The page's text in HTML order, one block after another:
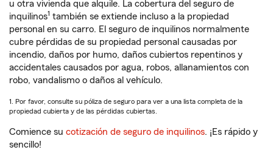
u otra vivienda que alquile. La cobertura del seguro de
inquilinos1 también se extiende incluso a la propiedad
personal en su carro. El seguro de inquilinos normalmente
cubre pérdidas de su propiedad personal causadas por
incendio, daños por humo, daños cubiertos repentinos y
accidentales causados por agua, robos, allanamientos con
robo, vandalismo o daños al vehículo.
1. Por favor, consulte su póliza de seguro para ver a una lista completa de la
propiedad cubierta y de las pérdidas cubiertas.
Comience su cotización de seguro de inquilinos. ¡Es rápido y
sencillo!